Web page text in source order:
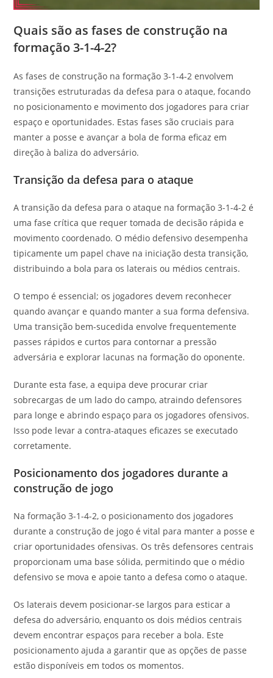
Quais são as fases de construção na
formação 3-1-4-2?
As fases de construção na formação 3-1-4-2 envolvem
transições estruturadas da defesa para o ataque, focando
no posicionamento e movimento dos jogadores para criar
espaço e oportunidades. Estas fases são cruciais para
manter a posse e avançar a bola de forma eficaz em
direção à baliza do adversário.
Transição da defesa para o ataque
A transição da defesa para o ataque na formação 3-1-4-2 é
uma fase crítica que requer tomada de decisão rápida e
movimento coordenado. O médio defensivo desempenha
tipicamente um papel chave na iniciação desta transição,
distribuindo a bola para os laterais ou médios centrais.
O tempo é essencial; os jogadores devem reconhecer
quando avançar e quando manter a sua forma defensiva.
Uma transição bem-sucedida envolve frequentemente
passes rápidos e curtos para contornar a pressão
adversária e explorar lacunas na formação do oponente.
Durante esta fase, a equipa deve procurar criar
sobrecargas de um lado do campo, atraindo defensores
para longe e abrindo espaço para os jogadores ofensivos.
Isso pode levar a contra-ataques eficazes se executado
corretamente.
Posicionamento dos jogadores durante a
construção de jogo
Na formação 3-1-4-2, o posicionamento dos jogadores
durante a construção de jogo é vital para manter a posse e
criar oportunidades ofensivas. Os três defensores centrais
proporcionam uma base sólida, permitindo que o médio
defensivo se mova e apoie tanto a defesa como o ataque.
Os laterais devem posicionar-se largos para esticar a
defesa do adversário, enquanto os dois médios centrais
devem encontrar espaços para receber a bola. Este
posicionamento ajuda a garantir que as opções de passe
estão disponíveis em todos os momentos.